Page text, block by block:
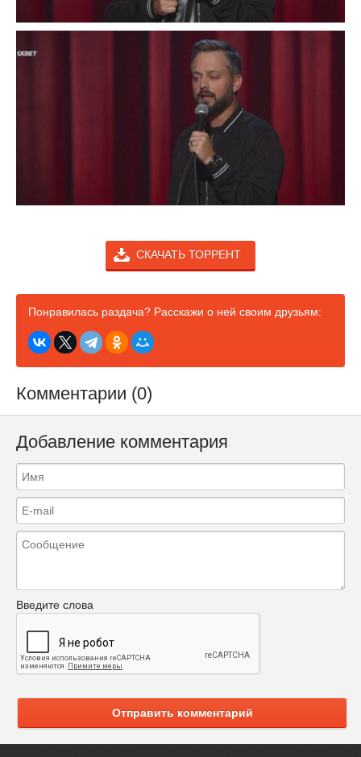
СКАЧАТЬ ТОРРЕНТ
Понравилась раздача? Расскажи о ней своим друзьям:
Комментарии (0)
Добавление комментария
Введите слова
Отправить комментарий